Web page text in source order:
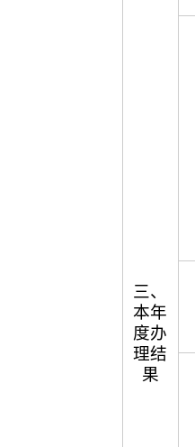
三、
本年
度办
理结
果